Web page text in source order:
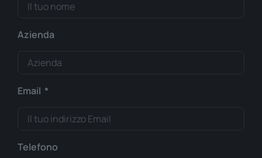
Azienda
Email
Telefono